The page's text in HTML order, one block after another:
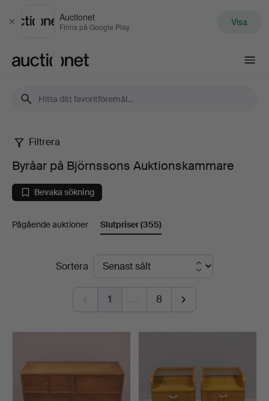
Stäng
Auctionet
Finns på Google Play Visa
Byråar
på
Björnssons
Auktionskammare
Filtrera
Byråar på Björnssons Auktionskammare
Bevaka sökning
Pågående auktioner Slutpriser(355)
SlutpriserSortera
1 … 8